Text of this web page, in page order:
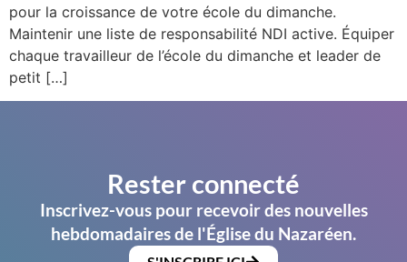
pour la croissance de votre école du dimanche.
Maintenir une liste de responsabilité NDI active. Équiper
chaque travailleur de l’école du dimanche et leader de
petit […]
Rester connecté
Inscrivez-vous pour recevoir des nouvelles
hebdomadaires de l'Église du Nazaréen.